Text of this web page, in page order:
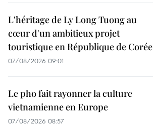
L'héritage de Ly Long Tuong au
cœur d'un ambitieux projet
touristique en République de Corée
07/08/2026 09:01
Le pho fait rayonner la culture
vietnamienne en Europe
07/08/2026 08:57